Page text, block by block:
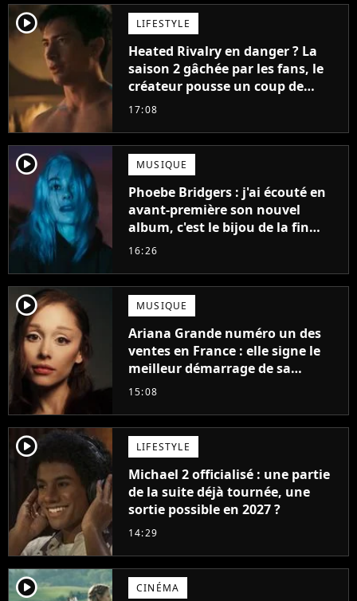
player2 LIFESTYLE
Heated Rivalry en danger ? La
saison 2 gâchée par les fans, le
créateur pousse un coup de
gueule
17:08
player2 MUSIQUE
Phoebe Bridgers : j'ai écouté en
avant-première son nouvel
album, c'est le bijou de la fin
d'été
16:26
player2 MUSIQUE
Ariana Grande numéro un des
ventes en France : elle signe le
meilleur démarrage de sa
carrière avec son album Petal
15:08
player2 LIFESTYLE
Michael 2 officialisé : une partie
de la suite déjà tournée, une
sortie possible en 2027 ?
14:29
player2 CINÉMA